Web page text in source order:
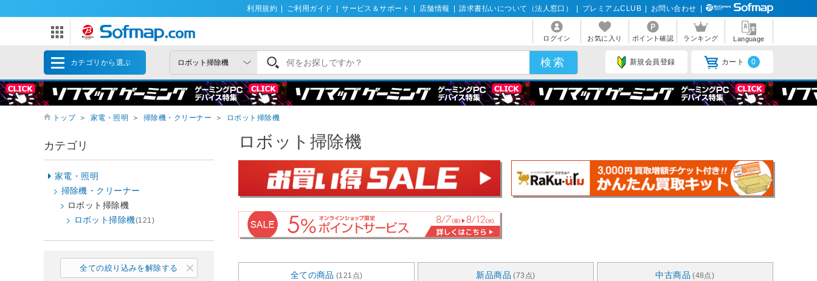
利用規約 ご利用ガイド サービス＆サポート 店舗情報 請求書払いについて（法人窓口） プレミアムCLUB お問い合わせ
ログイン お気に入り ポイント確認 ランキング Language
カテゴリから選ぶ 新規会員登録 カート 0
トップ ＞ 家電・照明 ＞ 掃除機・クリーナー ＞ ロボット掃除機
ロボット掃除機
全ての商品 (121点) 新品商品 (73点) 中古商品 (48点)
カテゴリ
家電・照明
掃除機・クリーナー
ロボット掃除機
ロボット掃除機(121)
全ての絞り込みを解除する